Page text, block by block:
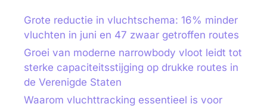
Grote reductie in vluchtschema: 16% minder
vluchten in juni en 47 zwaar getroffen routes
Groei van moderne narrowbody vloot leidt tot
sterke capaciteitsstijging op drukke routes in
de Verenigde Staten
Waarom vluchttracking essentieel is voor